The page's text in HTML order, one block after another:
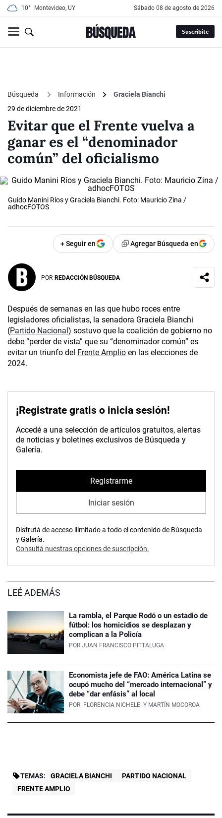
10° Montevideo, UY sábado 08 de agosto de 2026
Suscribite
Búsqueda Información
Graciela Bianchi
29 de diciembre de 2021
Evitar que el Frente vuelva a
ganar es el “denominador
común” del oficialismo
Guido Manini Ríos y Graciela Bianchi. Foto: Mauricio Zina /
adhocFOTOS
+ Seguir en Agregar Búsqueda en
POR REDACCIÓN BÚSQUEDA
Después de semanas en las que hubo roces entre
legisladores oficialistas, la senadora Graciela Bianchi
(Partido Nacional) sostuvo que la coalición de gobierno no
debe “perder de vista” que su “denominador común” es
evitar un triunfo del Frente Amplio en las elecciones de
2024.
¡Registrate gratis o inicia sesión!
Accedé a una selección de artículos gratuitos, alertas
de noticias y boletines exclusivos de Búsqueda y
Galería.
Registrarme
Iniciar sesión
Disfrutá de acceso ilimitado a todo el contenido de Búsqueda
y Galería.
Consultá nuestras opciones de suscripción.
LEÉ ADEMÁS
La rambla, el Parque Rodó o un estadio de
fútbol: los homicidios se desplazan y
complican a la Policía
POR JUAN FRANCISCO PITTALUGA
Economista jefe de FAO: América Latina se
ocupó mucho del “mercado internacional” y
debe “dar enfásis” al local
POR FLORENCIA NICHELE Y MARTÍN MOCOROA
TEMAS: GRACIELA BIANCHI
PARTIDO NACIONAL
FRENTE AMPLIO